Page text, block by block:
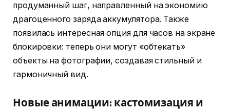
продуманный шаг, направленный на экономию
драгоценного заряда аккумулятора. Также
появилась интересная опция для часов на экране
блокировки: теперь они могут «обтекать»
объекты на фотографии, создавая стильный и
гармоничный вид.
Новые анимации: кастомизация и